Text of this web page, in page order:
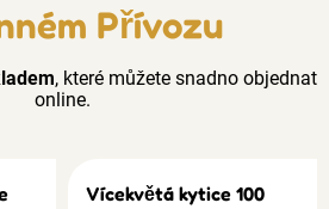
Přívozu
, které můžete snadno objednat
online.
Vícekvětá kytice 100